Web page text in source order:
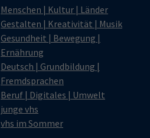
Menschen | Kultur | Länder
Gestalten | Kreativität | Musik
Gesundheit | Bewegung |
Ernährung
Deutsch | Grundbildung |
Fremdsprachen
Beruf | Digitales | Umwelt
junge vhs
vhs im Sommer